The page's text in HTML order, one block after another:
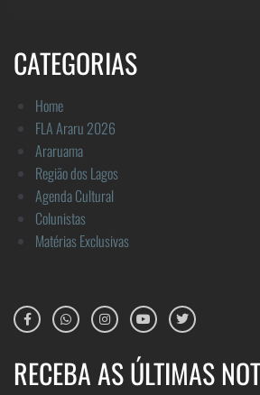
CATEGORIAS
Home
FLA Araru 2026
Araruama
Região dos Lagos
Agenda Cultural
Colunistas
Matérias Exclusivas
RECEBA AS ÚLTIMAS